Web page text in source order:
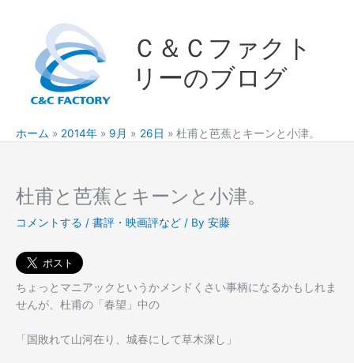
Ｃ＆Ｃファクト
リーのブログ
ホーム 2014年 9月 26日 杜甫と芭蕉とキーンと小津。
杜甫と芭蕉とキーンと小津。
コメントする / 書評・映画評など / By 安藤
ちょっとマニアックというかメンドくさい事柄になるかもしれま
せんが、杜甫の「春望」中の
「国敗れて山河在り、城春にして草木深し」